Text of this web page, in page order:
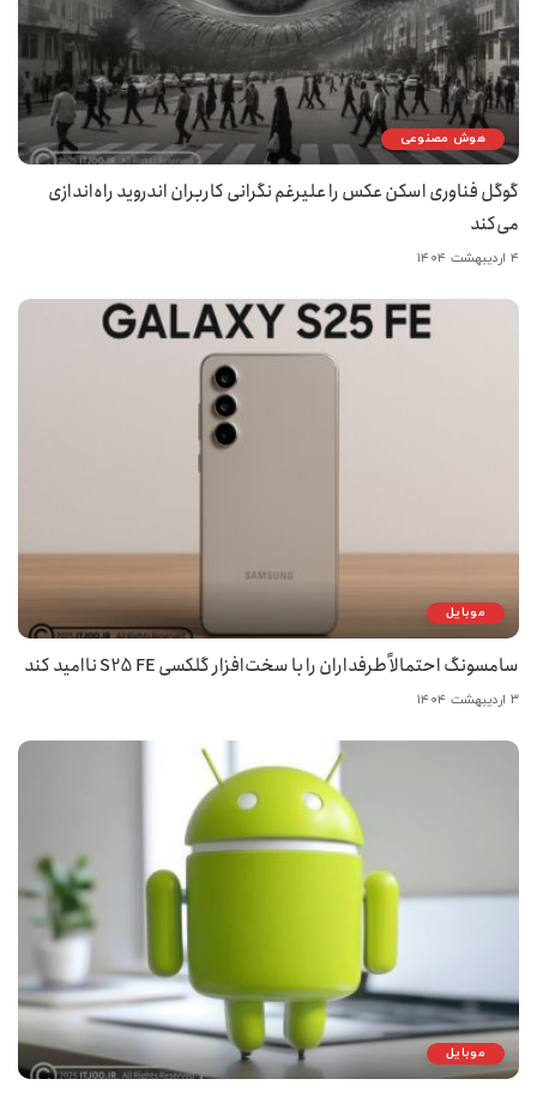
هوش مصنوعی
گوگل فناوری اسکن عکس را علیرغم نگرانی کاربران اندروید راه‌اندازی
می‌کند
۴ اردیبهشت ۱۴۰۴
موبایل
سامسونگ احتمالاً طرفداران را با سخت‌افزار گلکسی S25 FE ناامید کند
۳ اردیبهشت ۱۴۰۴
موبایل